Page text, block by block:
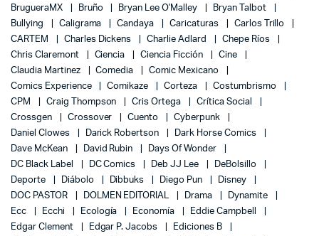
BrugueraMX
Bruño Bryan Lee O'Malley
Bryan Talbot
Bullying
Caligrama Candaya Caricaturas
Carlos Trillo
CARTEM
Charles Dickens Charlie Adlard
Chepe Ríos
Chris Claremont
Ciencia Ciencia Ficción
Cine
Claudia Martinez
Comedia
Comic Mexicano
Comics Experience
Comikaze Corteza
Costumbrismo
CPM
Craig Thompson Cris Ortega
Crítica Social
Crossgen
Crossover Cuento
Cyberpunk
Daniel Clowes
Darick Robertson
Dark Horse Comics
Dave McKean
David Rubin
Days Of Wonder
DC Black Label
DC Comics Deb JJ Lee
DeBolsillo
Deporte
Diábolo Dibbuks Diego Pun
Disney
DOC PASTOR
DOLMEN EDITORIAL Drama
Dynamite
Ecc
Ecchi Ecología Economía
Eddie Campbell
Edgar Clement
Edgar P. Jacobs
Ediciones B